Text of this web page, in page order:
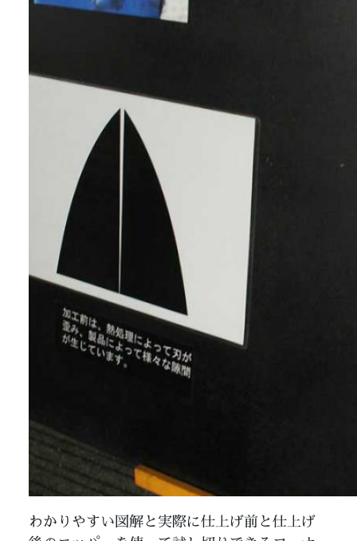
わかりやすい図解と実際に仕上げ前と仕上げ